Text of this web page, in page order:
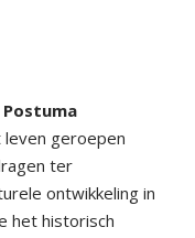
leven geroepen
ter
ontwikkeling in
het historisch